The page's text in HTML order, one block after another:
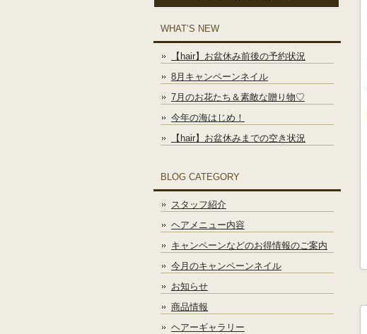
WHAT’S NEW
【hair】お盆休み前後の予約状況
8月キャンペーンネイル
7月のお花たち＆素敵な贈り物♡
今年の海はじめ！
【hair】お盆休みまでの空き状況
BLOG CATEGORY
スタッフ紹介
ヘアメニュー内容
キャンペーンなどのお得情報のご案内
今月のキャンペーンネイル
お知らせ
商品情報
ヘアーギャラリー